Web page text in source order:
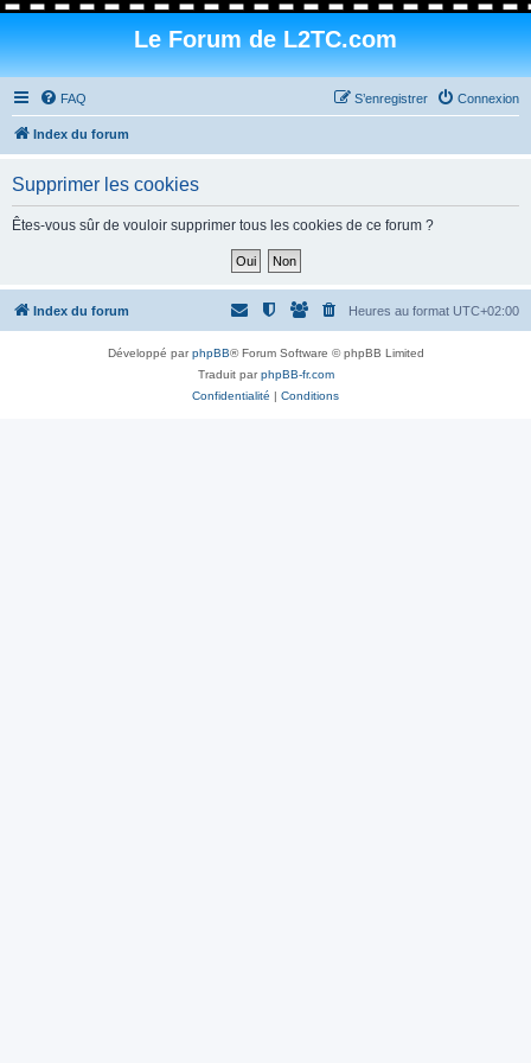
Le Forum de L2TC.com
FAQ Connexion
S’enregistrer
Index du forum
Supprimer les cookies
Êtes-vous sûr de vouloir supprimer tous les cookies de ce forum ?
Index du forum Heures au format UTC+02:00
Développé parphpBB® Forum Software © phpBB Limited
Traduit parphpBB-fr.com
Confidentialité | Conditions